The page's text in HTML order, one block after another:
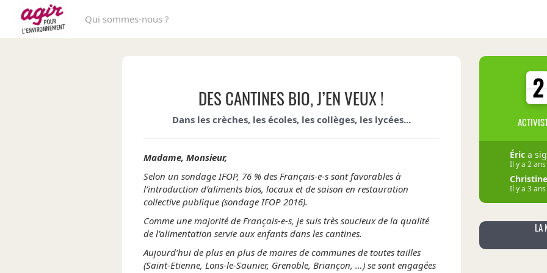
Qui sommes-nous ?
DES CANTINES BIO, J’EN VEUX !
Dans les crèches, les écoles, les collèges, les lycées...
Madame, Monsieur,
Selon un sondage IFOP, 76 % des Français-e-s sont favorables à
l’introduction d’aliments bios, locaux et de saison en restauration
collective publique (sondage IFOP 2016).
Comme une majorité de Français-e-s, je suis très soucieux de la qualité
de l’alimentation servie aux enfants dans les cantines.
Aujourd’hui de plus en plus de maires de communes de toutes tailles
(Saint-Etienne, Lons-le-Saunier, Grenoble, Briançon, …) se sont engagées
2
2
Érica
Il y a 2 ans
Christine
Il y a 3 ans
laetitiaa
LA